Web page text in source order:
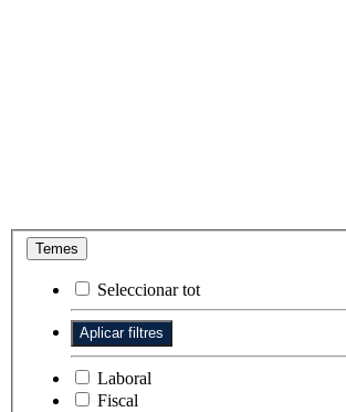
Temes
Seleccionar tot
Laboral
Fiscal